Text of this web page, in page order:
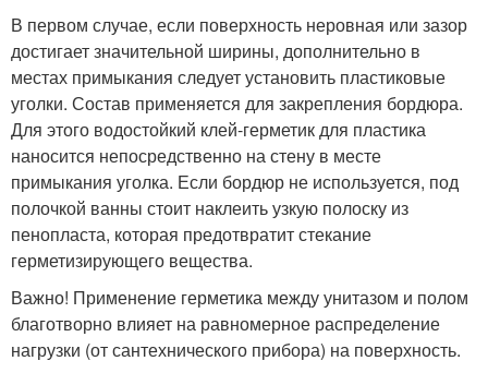
В первом случае, если поверхность неровная или зазор
достигает значительной ширины, дополнительно в
местах примыкания следует установить пластиковые
уголки. Состав применяется для закрепления бордюра.
Для этого водостойкий клей-герметик для пластика
наносится непосредственно на стену в месте
примыкания уголка. Если бордюр не используется, под
полочкой ванны стоит наклеить узкую полоску из
пенопласта, которая предотвратит стекание
герметизирующего вещества.
Важно! Применение герметика между унитазом и полом
благотворно влияет на равномерное распределение
нагрузки (от сантехнического прибора) на поверхность.